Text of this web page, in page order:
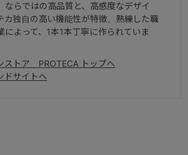
ならではの高品質と、高感度なデザイ
カ独自の高い機能性が特徴。熟練した職
によって、1本1本丁寧に作られていま
ストア PROTECA トップへ
ドサイトへ